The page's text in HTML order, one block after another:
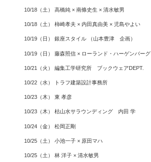
10/18（土） 高橋純 × 南條史生 × 清水敏男
10/18（土） 柿崎孝夫 × 内田真由美 × 児島やよい
10/19（日） 銀座スタイル （山本豊津 企画）
10/19（日） 藤森照信 × ローランド・ハーゲンバーグ
10/21（火） 編集工学研究所 ブックウェアDEPT.
10/22（水） トラフ建築設計事務所
10/23（木） 東 孝彦
10/23（木） 枯山水サラウンディング 内田 学
10/24（金） 松岡正剛
10/25（土） 小池一子 × 原田マハ
10/25（土） 林 洋子 × 清水敏男